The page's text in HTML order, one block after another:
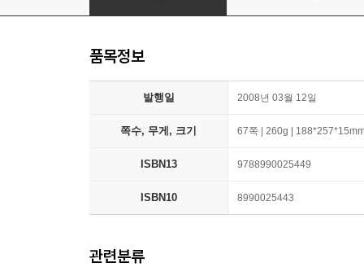
품목정보
발행일 2008년 03월 12일
쪽수, 무게, 크기 67쪽 | 260g |
ISBN13 9788990025449
ISBN10 8990025443
관련분류